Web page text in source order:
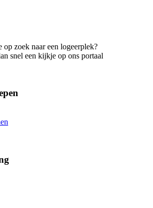
op zoek naar een logeerplek?
snel een kijkje op ons portaal